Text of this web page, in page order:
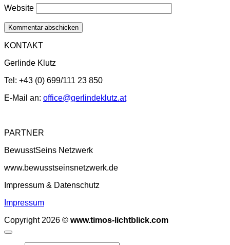
Website
KONTAKT
Gerlinde Klutz
Tel: +43 (0) 699/111 23 850
E-Mail an: office@gerlindeklutz.at
PARTNER
BewusstSeins Netzwerk
www.bewusstseinsnetzwerk.de
Impressum & Datenschutz
Impressum
Copyright 2026 © www.timos-lichtblick.com